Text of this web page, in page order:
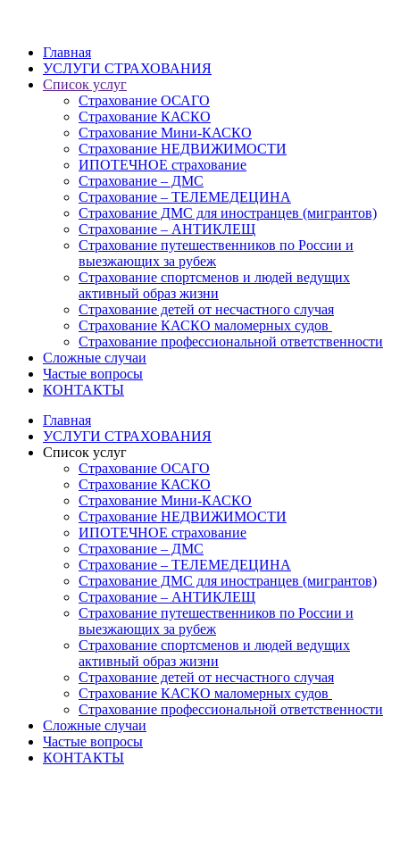
Главная
УСЛУГИ СТРАХОВАНИЯ
Список услуг
Страхование ОСАГО
Страхование КАСКО
Страхование Мини-КАСКО
Страхование НЕДВИЖИМОСТИ
ИПОТЕЧНОЕ страхование
Страхование – ДМС
Страхование – ТЕЛЕМЕДЕЦИНА
Страхование ДМС для иностранцев (мигрантов)
Страхование – АНТИКЛЕЩ
Страхование путешественников по России и
выезжающих за рубеж
Страхование спортсменов и людей ведущих
активный образ жизни
Страхование детей от несчастного случая
Страхование КАСКО маломерных судов
Страхование профессиональной ответственности
Сложные случаи
Частые вопросы
КОНТАКТЫ
Главная
УСЛУГИ СТРАХОВАНИЯ
Список услуг
Страхование ОСАГО
Страхование КАСКО
Страхование Мини-КАСКО
Страхование НЕДВИЖИМОСТИ
ИПОТЕЧНОЕ страхование
Страхование – ДМС
Страхование – ТЕЛЕМЕДЕЦИНА
Страхование ДМС для иностранцев (мигрантов)
Страхование – АНТИКЛЕЩ
Страхование путешественников по России и
выезжающих за рубеж
Страхование спортсменов и людей ведущих
активный образ жизни
Страхование детей от несчастного случая
Страхование КАСКО маломерных судов
Страхование профессиональной ответственности
Сложные случаи
Частые вопросы
КОНТАКТЫ